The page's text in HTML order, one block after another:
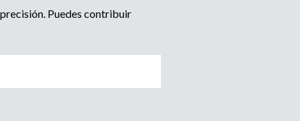
Puedes contribuir